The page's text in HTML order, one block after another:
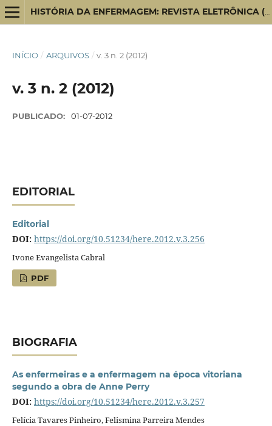
HISTÓRIA DA ENFERMAGEM: REVISTA ELETRÔNICA (HERE)
INÍCIO / ARQUIVOS / v. 3 n. 2 (2012)
v. 3 n. 2 (2012)
PUBLICADO: 01-07-2012
EDITORIAL
Editorial
DOI: https://doi.org/10.51234/here.2012.v.3.256
Ivone Evangelista Cabral
PDF
BIOGRAFIA
As enfermeiras e a enfermagem na época vitoriana
segundo a obra de Anne Perry
DOI: https://doi.org/10.51234/here.2012.v.3.257
Felícia Tavares Pinheiro, Felismina Parreira Mendes